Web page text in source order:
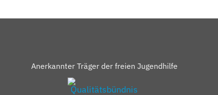
Anerkannter Träger der freien Jugendhilfe